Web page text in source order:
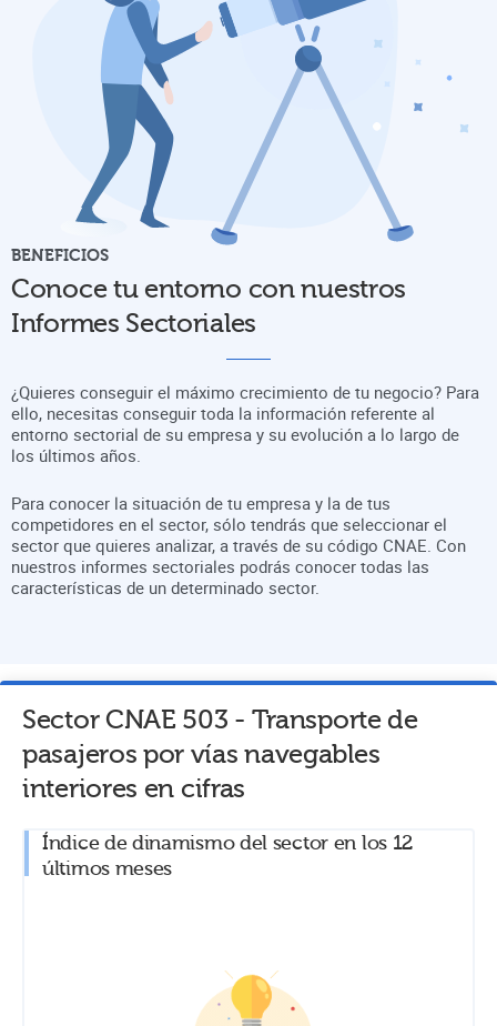
BENEFICIOS
Conoce tu entorno con nuestros
Informes Sectoriales
¿Quieres conseguir el máximo crecimiento de tu negocio? Para
ello, necesitas conseguir toda la información referente al
entorno sectorial de su empresa y su evolución a lo largo de
los últimos años.
Para conocer la situación de tu empresa y la de tus
competidores en el sector, sólo tendrás que seleccionar el
sector que quieres analizar, a través de su código CNAE. Con
nuestros informes sectoriales podrás conocer todas las
características de un determinado sector.
Sector CNAE 503 - Transporte de
pasajeros por vías navegables
interiores en cifras
Índice de dinamismo del sector en los 12
últimos meses